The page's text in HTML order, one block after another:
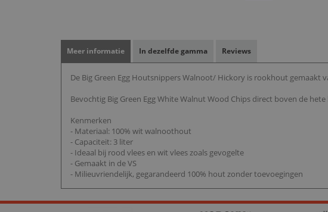
Meer informatie In dezelfde gamma Reviews
De Big Green Egg Houtsnippers Walnoot/ Hickory is rookhout
Bevochtig Big Green Egg White Walnut Wood Chips direct boven de
Kenmerken
- Materiaal: 100% wit walnoothout
- Capaciteit: 3 liter
- Ideaal bij rood vlees en wit vlees zoals gevogelte
- Gemaakt in de VS
- Milieuvriendelijk, gegarandeerd 100% hout zonder toevoegingen